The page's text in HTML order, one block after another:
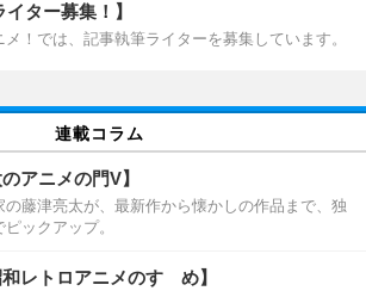
イター募集！】
メ！では、記事執筆ライターを募集しています。
連載コラム
アニメの門V】
の藤津亮太が、最新作から懐かしの作品まで、独
ックアップ。
和レトロアニメのすゝめ】